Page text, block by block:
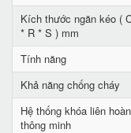
Kích thước ngăn kéo (
* R * S ) mm
Tính năng
Khả năng chống cháy
Hệ thống khóa liên hoàn
thông minh